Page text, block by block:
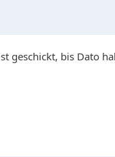
geschickt, bis Dato